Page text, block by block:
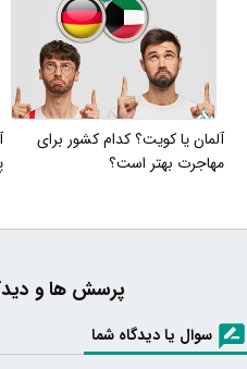
آلمان یا کویت؟ کدام کشور برای
مهاجرت بهتر است؟
پرسش ها و
سوال یا دیدگاه شما